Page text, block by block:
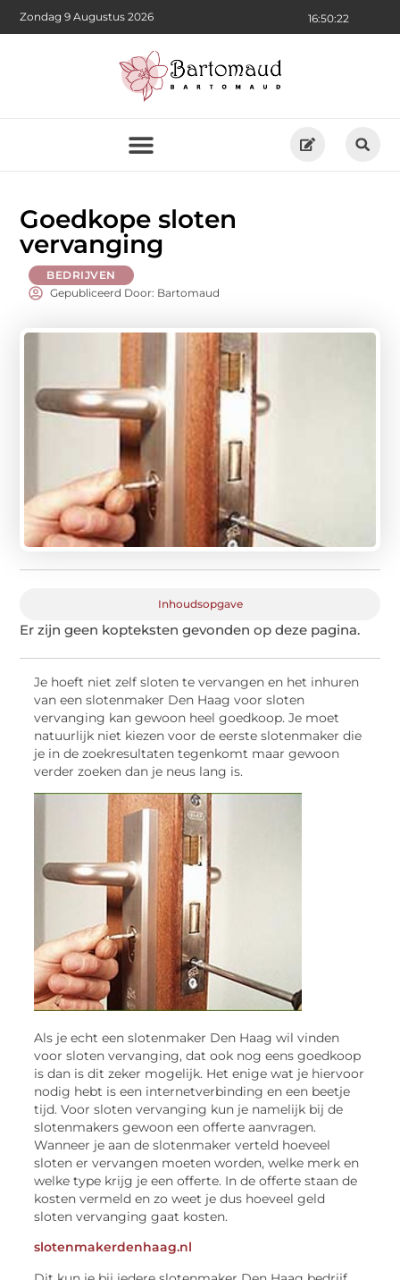
16:50:24
Zondag 9 Augustus 2026
Goedkope sloten
vervanging
BEDRIJVEN
Gepubliceerd Door: Bartomaud
Inhoudsopgave
Er zijn geen kopteksten gevonden op deze pagina.
Je hoeft niet zelf sloten te vervangen en het inhuren
van een slotenmaker Den Haag voor sloten
vervanging kan gewoon heel goedkoop. Je moet
natuurlijk niet kiezen voor de eerste slotenmaker die
je in de zoekresultaten tegenkomt maar gewoon
verder zoeken dan je neus lang is.
Als je echt een slotenmaker Den Haag wil vinden
voor sloten vervanging, dat ook nog eens goedkoop
is dan is dit zeker mogelijk. Het enige wat je hiervoor
nodig hebt is een internetverbinding en een beetje
tijd. Voor sloten vervanging kun je namelijk bij de
slotenmakers gewoon een offerte aanvragen.
Wanneer je aan de slotenmaker verteld hoeveel
sloten er vervangen moeten worden, welke merk en
welke type krijg je een offerte. In de offerte staan de
kosten vermeld en zo weet je dus hoeveel geld
sloten vervanging gaat kosten.
slotenmakerdenhaag.nl